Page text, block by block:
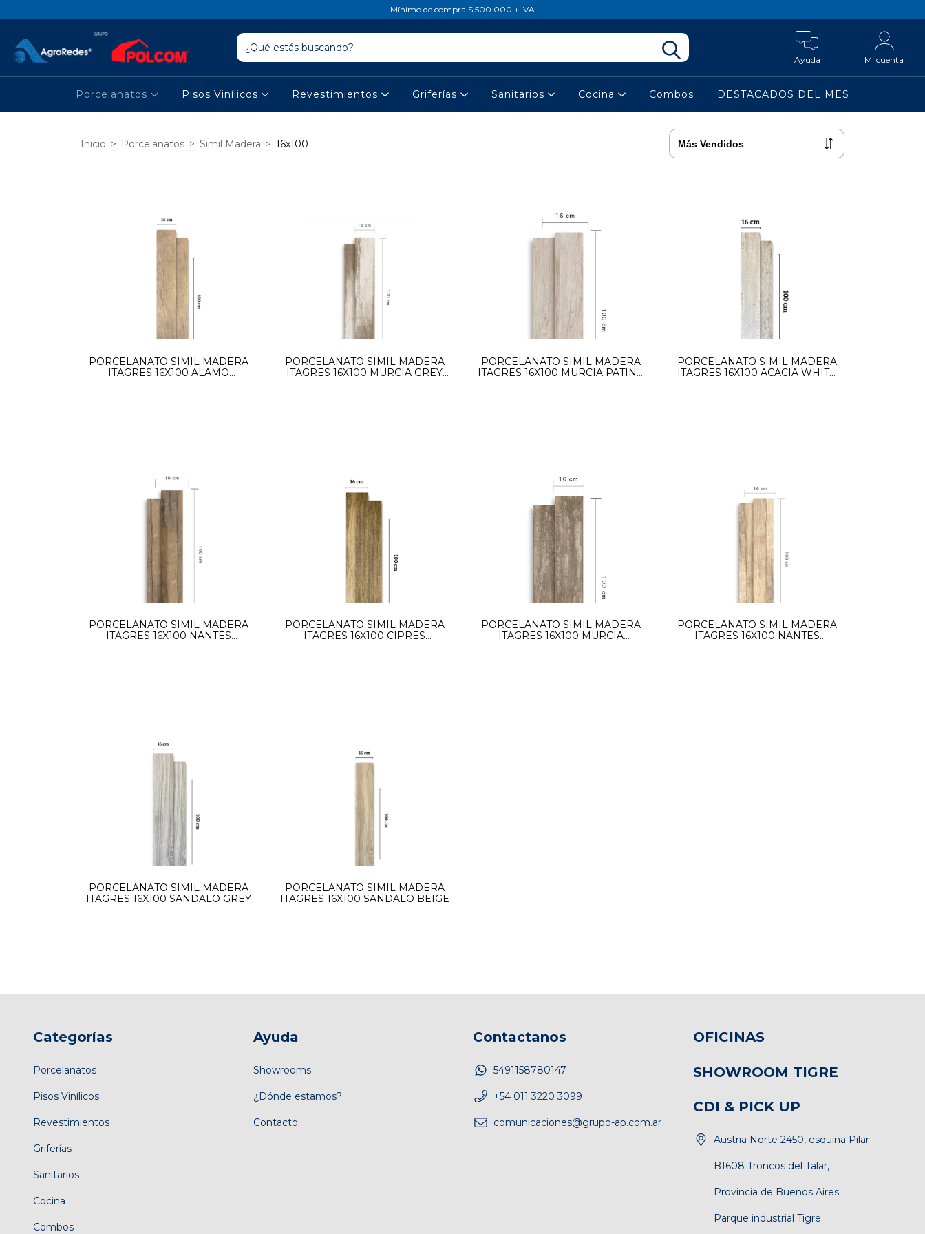
Mínimo de compra $ 500.000 + IVA
Ayuda Mi cuenta
Porcelanatos Pisos Vinílicos Revestimientos Griferías Sanitarios Cocina Combos DESTACADOS DEL MES
Inicio > Porcelanatos > Simil Madera > 16x100
PORCELANATO SIMIL MADERA
ITAGRES 16X100 ALAMO
PORCELANATO SIMIL MADERA
ITAGRES 16X100 MURCIA GREY
PORCELANATO SIMIL MADERA
ITAGRES 16X100 MURCIA PATINA
PORCELANATO SIMIL MADERA
ITAGRES 16X100 ACACIA WHITE
PORCELANATO SIMIL MADERA
ITAGRES 16X100 NANTES
PORCELANATO SIMIL MADERA
ITAGRES 16X100 CIPRES
PORCELANATO SIMIL MADERA
ITAGRES 16X100 MURCIA
PORCELANATO SIMIL MADERA
ITAGRES 16X100 NANTES
PORCELANATO SIMIL MADERA
ITAGRES 16X100 SANDALO GREY
PORCELANATO SIMIL MADERA
ITAGRES 16X100 SANDALO BEIGE
Categorías
Porcelanatos
Pisos Vinílicos
Revestimientos
Griferías
Sanitarios
Cocina
Combos
Ayuda
Showrooms
¿Dónde estamos?
Contacto
Contactanos
5491158780147
+54 011 3220 3099
comunicaciones@grupo-ap.com.ar
OFICINAS
SHOWROOM TIGRE
CDI & PICK UP
Austria Norte 2450, esquina Pilar
B1608 Troncos del Talar,
Provincia de Buenos Aires
Parque industrial Tigre